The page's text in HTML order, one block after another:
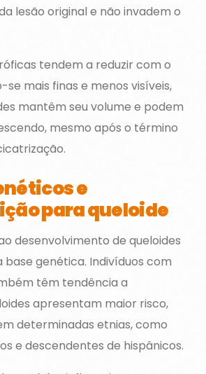
lesão original e não invadem o
tendem a reduzir com o
mais finas e menos visíveis,
mantêm seu volume e podem
mesmo após o término
e
para queloide
desenvolvimento de queloides
base genética. Indivíduos com
têm tendência a
apresentam maior risco,
determinadas etnias, como
e descendentes de hispânicos.